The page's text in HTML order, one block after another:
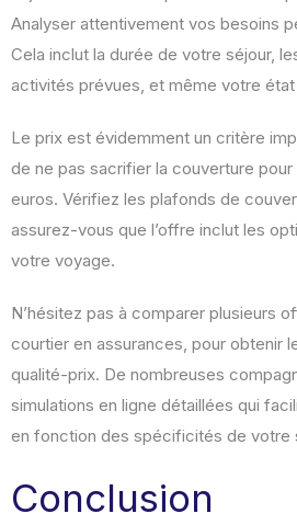
Analyser attentivement vos besoins
Cela inclut la durée de votre séjour,
activités prévues, et même votre
Le prix est évidemment un critère
de ne pas sacrifier la couverture pour
euros. Vérifiez les plafonds de
assurez-vous que l’offre inclut les
votre voyage.
N’hésitez pas à comparer plusieurs
courtier en assurances, pour obtenir
qualité-prix. De nombreuses
simulations en ligne détaillées qui
en fonction des spécificités de votre
Conclusion